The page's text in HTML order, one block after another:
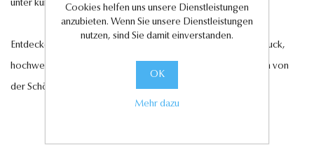
unter kundenservice@antwerp-diamonds.de.
Entdecken Sie jetzt unsere exquisite Auswahl an Diamantschmuck,
hochwertigen Edelsteinen und edlen Perlen und lassen Sie sich von
der Schönheit und Eleganz unserer Kollektionen verzaubern.
Cookies helfen uns unsere Dienstleistungen
anzubieten. Wenn Sie unsere Dienstleistungen
nutzen, sind Sie damit einverstanden.
OK
Mehr dazu